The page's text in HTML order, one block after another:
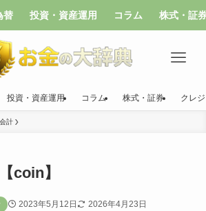
替 投資・資産運用 コラム 株式・証
投資・資産運用 コラム 株式・証券 クレ
計
coin】
2023年5月12日 2026年4月23日